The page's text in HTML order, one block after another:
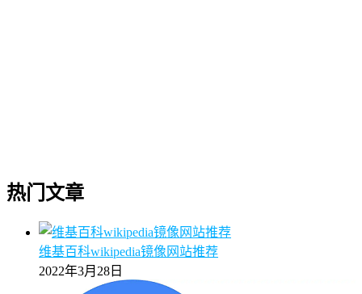
热门文章
维基百科wikipedia镜像网站推荐
2022年3月28日